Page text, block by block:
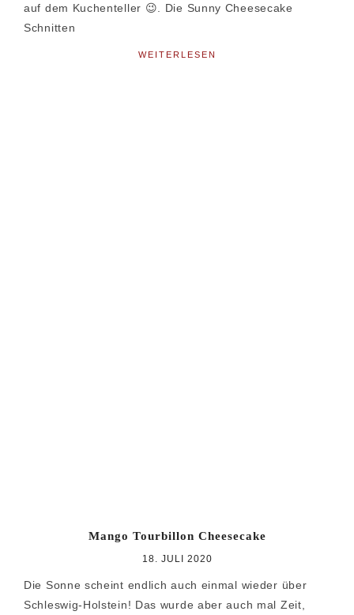
auf dem Kuchenteller 😉. Die Sunny Cheesecake
Schnitten
WEITERLESEN
Mango Tourbillon Cheesecake
18. JULI 2020
Die Sonne scheint endlich auch einmal wieder über
Schleswig-Holstein! Das wurde aber auch mal Zeit,